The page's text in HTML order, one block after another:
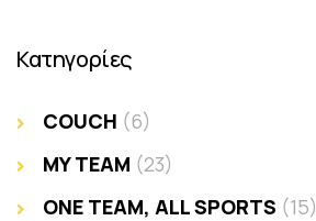
Κατηγορίες
COUCH (6)
MY TEAM (23)
ONE TEAM, ALL SPORTS (15)